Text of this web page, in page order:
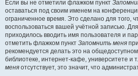
Если вы не отметили флажком пункт
оставаться под своим именем на
ограниченное время. Это сделано для того,
воспользоваться вашей учётной записью.
приходилось вводить имя пользователя и
отметить флажком пункт Запомнить меня
рекомендуется делать это на
библиотеке, интернет-кафе, университете и
меня отсутствует, это значит, что